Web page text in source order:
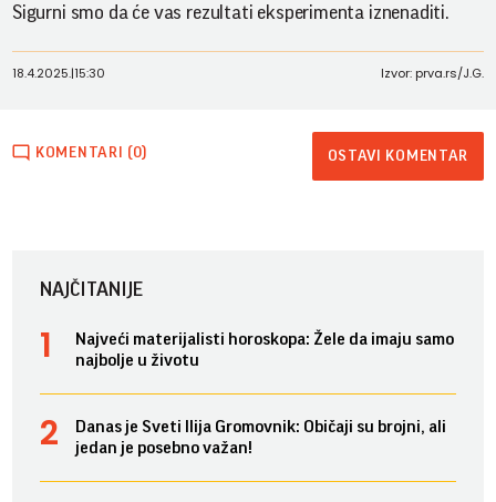
Sigurni smo da će vas rezultati eksperimenta iznenaditi.
18.4.2025.|15:30 Izvor: prva.rs/J.G.
KOMENTARI (0) OSTAVI KOMENTAR
NAJČITANIJE
Najveći materijalisti horoskopa: Žele da imaju samo
najbolje u životu
Danas je Sveti Ilija Gromovnik: Običaji su brojni, ali
jedan je posebno važan!